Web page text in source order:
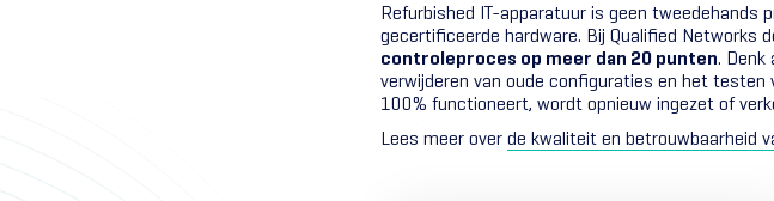
Refurbished IT-apparatuur is geen tweedehands
gecertificeerde hardware. Bij Qualified Networks
controleproces op meer dan 20 punten. Denk
verwijderen van oude configuraties en het
100% functioneert, wordt opnieuw ingezet of
Lees meer over de kwaliteit en betrouwbaarheid